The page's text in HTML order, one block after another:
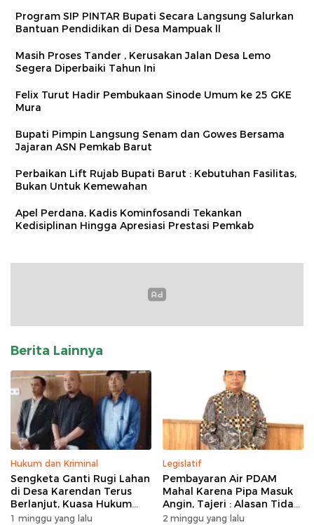
Program SIP PINTAR Bupati Secara Langsung Salurkan
Bantuan Pendidikan di Desa Mampuak ll
Masih Proses Tander , Kerusakan Jalan Desa Lemo
Segera Diperbaiki Tahun Ini
Felix Turut Hadir Pembukaan Sinode Umum ke 25 GKE
Mura
Bupati Pimpin Langsung Senam dan Gowes Bersama
Jajaran ASN Pemkab Barut
Perbaikan Lift Rujab Bupati Barut : Kebutuhan Fasilitas,
Bukan Untuk Kemewahan
Apel Perdana, Kadis Kominfosandi Tekankan
Kedisiplinan Hingga Apresiasi Prestasi Pemkab
Berita Lainnya
Hukum dan Kriminal
Sengketa Ganti Rugi Lahan
di Desa Karendan Terus
Berlanjut, Kuasa Hukum
Ajukan Kasasi
1 minggu yang lalu
Legislatif
Pembayaran Air PDAM
Mahal Karena Pipa Masuk
Angin, Tajeri : Alasan Tidak
Masuk Akal
2 minggu yang lalu